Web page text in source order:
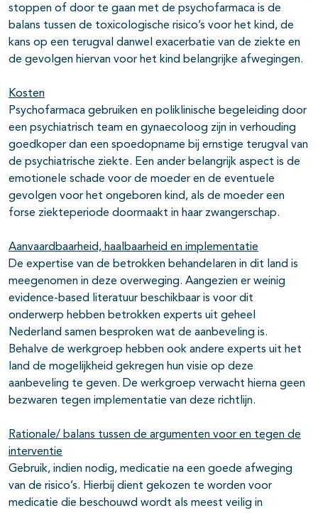
stoppen of door te gaan met de psychofarmaca is de
balans tussen de toxicologische risico’s voor het kind, de
kans op een terugval danwel exacerbatie van de ziekte en
de gevolgen hiervan voor het kind belangrijke afwegingen.
Kosten
Psychofarmaca gebruiken en poliklinische begeleiding door
een psychiatrisch team en gynaecoloog zijn in verhouding
goedkoper dan een spoedopname bij ernstige terugval van
de psychiatrische ziekte. Een ander belangrijk aspect is de
emotionele schade voor de moeder en de eventuele
gevolgen voor het ongeboren kind, als de moeder een
forse ziekteperiode doormaakt in haar zwangerschap.
Aanvaardbaarheid, haalbaarheid en implementatie
De expertise van de betrokken behandelaren in dit land is
meegenomen in deze overweging. Aangezien er weinig
evidence-based literatuur beschikbaar is voor dit
onderwerp hebben betrokken experts uit geheel
Nederland samen besproken wat de aanbeveling is.
Behalve de werkgroep hebben ook andere experts uit het
land de mogelijkheid gekregen hun visie op deze
aanbeveling te geven. De werkgroep verwacht hierna geen
bezwaren tegen implementatie van deze richtlijn.
Rationale/ balans tussen de argumenten voor en tegen de
interventie
Gebruik, indien nodig, medicatie na een goede afweging
van de risico’s. Hierbij dient gekozen te worden voor
medicatie die beschouwd wordt als meest veilig in